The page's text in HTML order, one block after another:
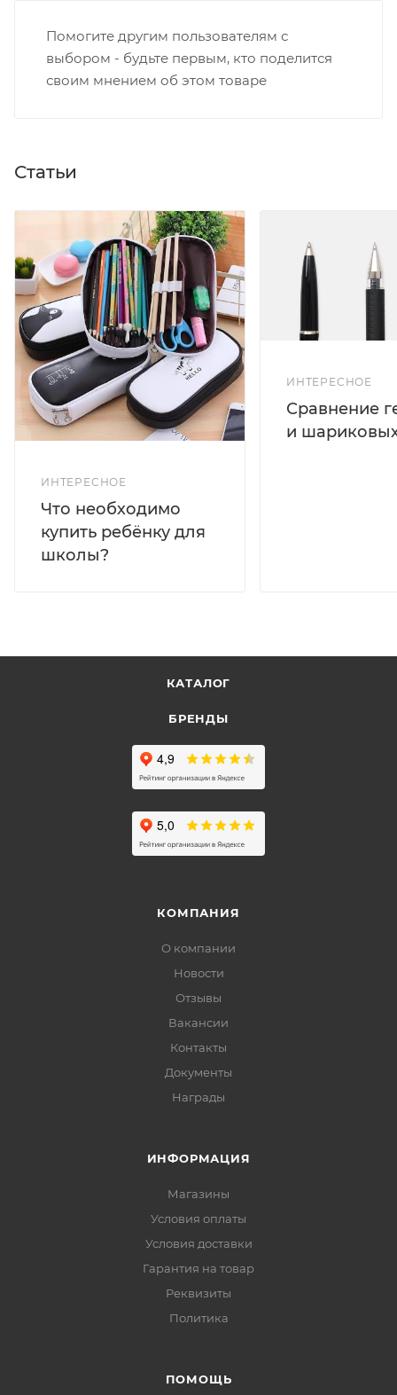
Помогите другим пользователям с
выбором - будьте первым, кто поделится
своим мнением об этом товаре
Статьи
ИНТЕРЕСНОЕ
Что необходимо
купить ребёнку для
школы?
ИНТЕРЕСНОЕ
Сравнение
и
КАТАЛОГ
БРЕНДЫ
КОМПАНИЯ
О компании
Новости
Отзывы
Вакансии
Контакты
Документы
Награды
ИНФОРМАЦИЯ
Магазины
Условия оплаты
Условия доставки
Гарантия на товар
Реквизиты
Политика
ПОМОЩЬ